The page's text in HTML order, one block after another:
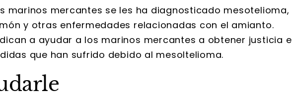
marinos mercantes se les ha diagnosticado mesotelioma,
y otras enfermedades relacionadas con el amianto.
a ayudar a los marinos mercantes a obtener justicia e
que han sufrido debido al mesoltelioma.